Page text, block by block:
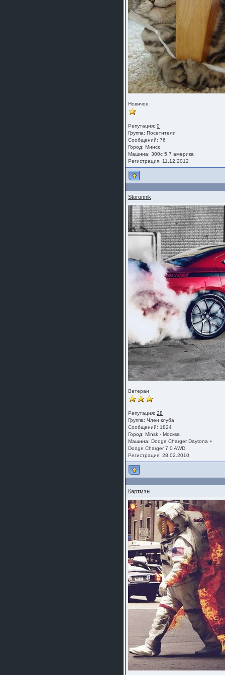
Новичок
Репутация:0
Группа:Посетители
Сообщений: 76
Город: Минск
Машина: 300с 5.7 америка
Регистрация: 11.12.2012
Storonnik
Ветеран
Репутация:28
Группа:Член клуба
Сообщений: 1824
Город: Minsk - Москва
Машина: Dodge Charger Daytona +
Dodge Charger 7.0 AWD
Регистрация: 28.02.2010
Картмэн